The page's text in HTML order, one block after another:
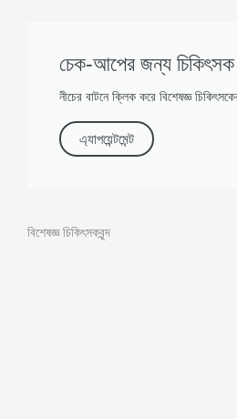
চেক-আপের জন্য
নীচের বাটনে ক্লিক করে বিশেষজ্ঞ
এ্যাপয়েন্টমেন্ট
বিশেষজ্ঞ চিকিৎসকবৃন্দ